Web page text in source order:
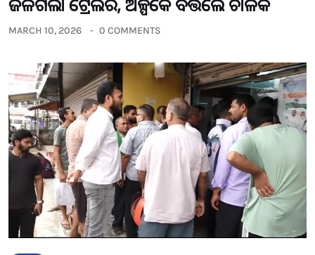
ଜଳିଗଲା ଟ୍ରେଲର, ଅଳ୍ପକେ ବର୍ତ୍ତିଲେ ଚାଳକ
MARCH 10, 2026 0 COMMENTS